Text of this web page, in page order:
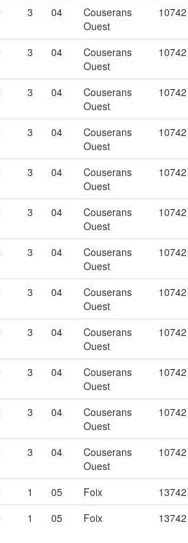
3 04
Couserans
Ouest
10742
3 04
Couserans
Ouest
10742
3 04
Couserans
Ouest
10742
3 04
Couserans
Ouest
10742
3 04
Couserans
Ouest
10742
3 04
Couserans
Ouest
10742
3 04
Couserans
Ouest
10742
3 04
Couserans
Ouest
10742
3 04
Couserans
Ouest
10742
3 04
Couserans
Ouest
10742
3 04
Couserans
Ouest
10742
3 04
Couserans
Ouest
10742
1 05 Foix
13742
1 05 Foix 13742